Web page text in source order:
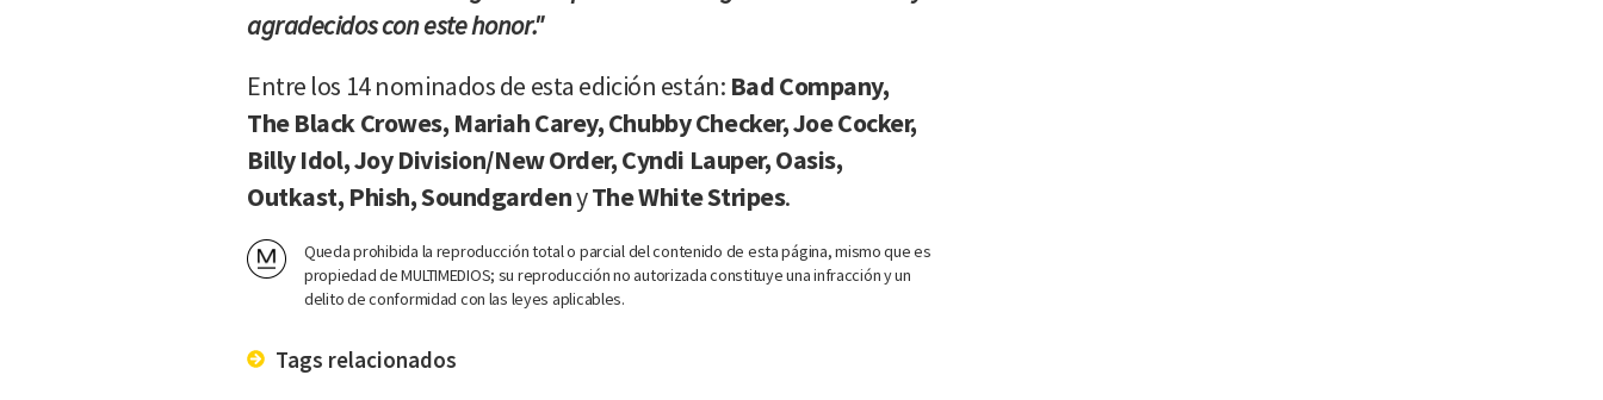
agradecidos con este honor."
Entre los 14 nominados de esta edición están: Bad Company,
The Black Crowes, Mariah Carey, Chubby Checker, Joe Cocker,
Billy Idol, Joy Division/New Order, Cyndi Lauper, Oasis,
Outkast, Phish, SoundgardenyThe White Stripes.
Queda prohibida la reproducción total o parcial del contenido de esta página, mismo que es
propiedad de MULTIMEDIOS; su reproducción no autorizada constituye una infracción y un
delito de conformidad con las leyes aplicables.
Tags relacionados